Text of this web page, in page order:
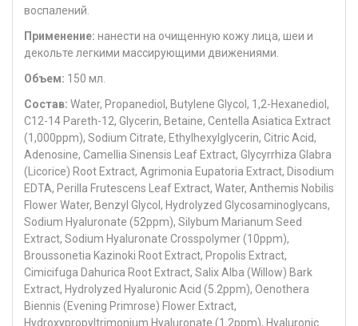
воспалений.
Применение: нанести на очищенную кожу лица, шеи и
декольте легкими массирующими движениями.
Объем: 150 мл.
Состав: Water, Propanediol, Butylene Glycol, 1,2-Hexanediol,
C12-14 Pareth-12, Glycerin, Betaine, Centella Asiatica Extract
(1,000ppm), Sodium Citrate, Ethylhexylglycerin, Citric Acid,
Adenosine, Camellia Sinensis Leaf Extract, Glycyrrhiza Glabra
(Licorice) Root Extract, Agrimonia Eupatoria Extract, Disodium
EDTA, Perilla Frutescens Leaf Extract, Water, Anthemis Nobilis
Flower Water, Benzyl Glycol, Hydrolyzed Glycosaminoglycans,
Sodium Hyaluronate (52ppm), Silybum Marianum Seed
Extract, Sodium Hyaluronate Crosspolymer (10ppm),
Broussonetia Kazinoki Root Extract, Propolis Extract,
Cimicifuga Dahurica Root Extract, Salix Alba (Willow) Bark
Extract, Hydrolyzed Hyaluronic Acid (5.2ppm), Oenothera
Biennis (Evening Primrose) Flower Extract,
Hydroxypropyltrimonium Hyaluronate (1.2ppm), Hyaluronic